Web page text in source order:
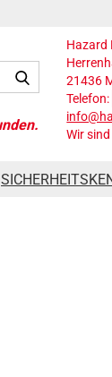
Suche...
Hazard
21436
Telefon:
Wir